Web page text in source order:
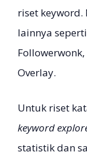
riset
lainnya
Followerwonk,
Overlay.
Untuk riset
keyword
statistik dan